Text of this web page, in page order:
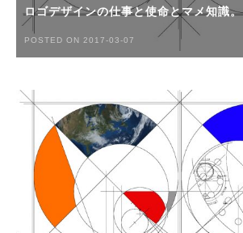
ロゴデザインの仕事と使命とマメ知識。
POSTED ON 2017-03-07